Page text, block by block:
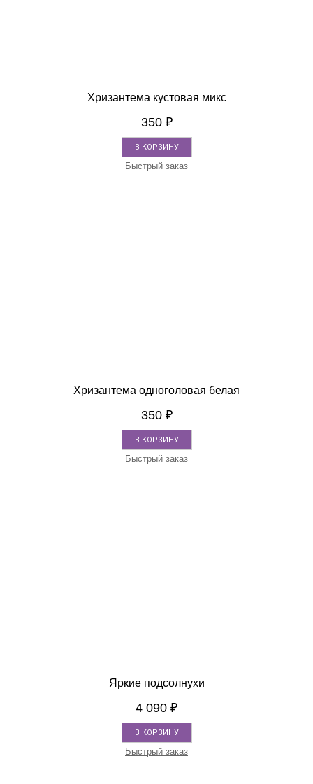
Хризантема кустовая микс
350 ₽
В КОРЗИНУ
Быстрый заказ
Хризантема одноголовая белая
350 ₽
В КОРЗИНУ
Быстрый заказ
Яркие подсолнухи
4 090 ₽
В КОРЗИНУ
Быстрый заказ